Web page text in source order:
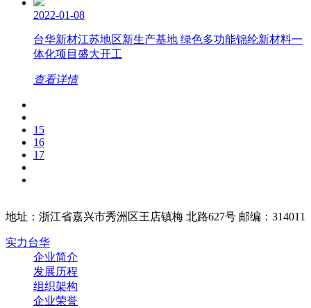
2022-01-08
台华新材江苏地区新生产基地 绿色多功能锦纶新材料一
体化项目盛大开工
查看详情
15
16
17
地址：浙江省嘉兴市秀洲区王店镇梅 北路627号 邮编：314011
实力台华
企业简介
发展历程
组织架构
企业荣誉